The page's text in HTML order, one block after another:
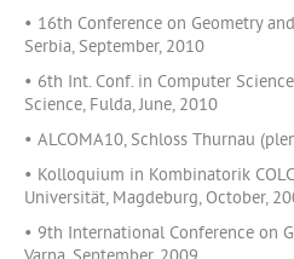
• 16th Conference on Geometry
Serbia, September, 2010
• 6th Int. Conf. in Computer
Science, Fulda, June, 2010
• ALCOMA10, Schloss Thurnau
• Kolloquium in Kombinatorik
Universität, Magdeburg, October,
• 9th International Conference on